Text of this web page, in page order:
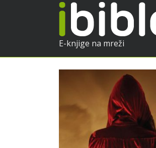
E-knjige na mreži
McNaughtPretpregled